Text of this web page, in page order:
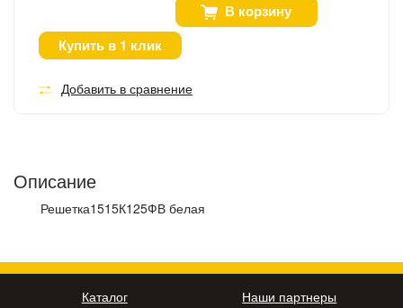
В корзину
Купить в 1 клик
Добавить в сравнение
Описание
Решетка1515К125ФВ белая
Каталог Наши партнеры